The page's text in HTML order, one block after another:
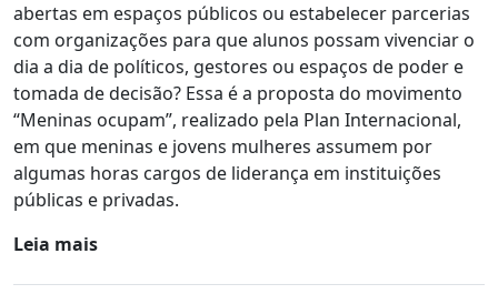
abertas em espaços públicos ou estabelecer parcerias
com organizações para que alunos possam vivenciar o
dia a dia de políticos, gestores ou espaços de poder e
tomada de decisão? Essa é a proposta do movimento
“Meninas ocupam”, realizado pela Plan Internacional,
em que meninas e jovens mulheres assumem por
algumas horas cargos de liderança em instituições
públicas e privadas.
Leia mais